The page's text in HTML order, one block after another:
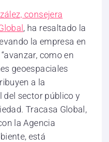
consejera
, ha resaltado la
la empresa en
como en
geoespaciales
a la
sector público y
Tracasa Global,
la Agencia
está